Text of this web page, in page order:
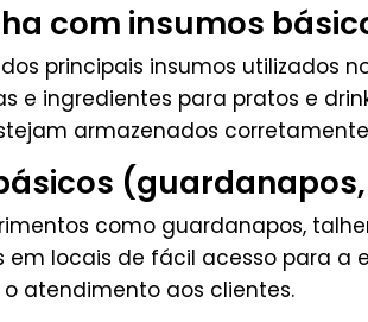
com insumos
principais insumos utilizados
e ingredientes para pratos e
armazenados
como guardanapos,
em locais de fácil acesso para
atendimento aos clientes.